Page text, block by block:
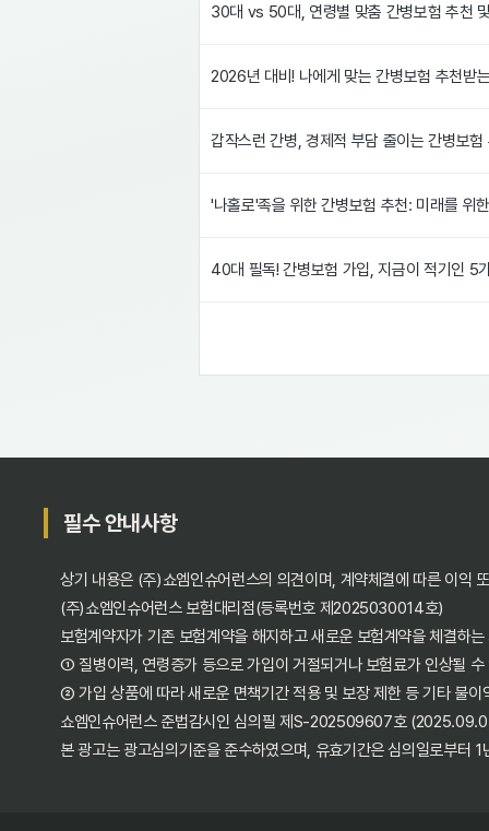
30대 vs 50대, 연령별 맞춤 간병보험 추천
2026년 대비! 나에게 맞는 간병보험 추천받
갑작스런 간병, 경제적 부담 줄이는 간병보험
'나홀로'족을 위한 간병보험 추천: 미래를 위
40대 필독! 간병보험 가입, 지금이 적기인 5
필수 안내사항
상기 내용은 (주)쇼엠인슈어런스의 의견이며, 계약체결에 따른 이익
(주)쇼엠인슈어런스 보험대리점(등록번호 제2025030014호)
보험계약자가 기존 보험계약을 해지하고 새로운 보험계약을 체결하
① 질병이력, 연령증가 등으로 가입이 거절되거나 보험료가 인상될 수
② 가입 상품에 따라 새로운 면책기간 적용 및 보장 제한 등 기타 불이
쇼엠인슈어런스 준법감시인 심의필 제S-202509607호
본 광고는 광고심의기준을 준수하였으며, 유효기간은 심의일로부터 1